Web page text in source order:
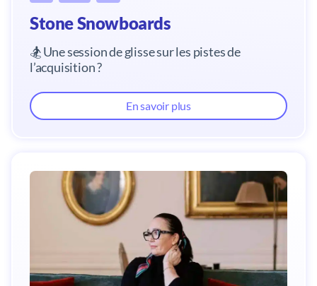
Stone Snowboards
🏂 Une session de glisse sur les pistes de
l’acquisition ?
En savoir plus